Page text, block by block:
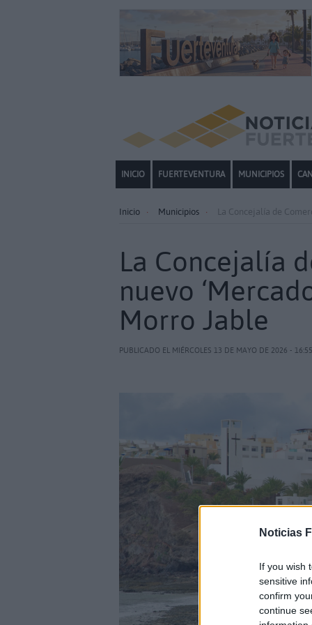
Noticias
If you wish
sensitive
confirm
continue
INICIO FUERTEVENTURA MUNICIPIOS
Inicio Municipios La Concejalía de
La Concejalía
nuevo
Morro Jable
PUBLICADO EL MIÉRCOLES 13 DE MAYO DE 2026 -